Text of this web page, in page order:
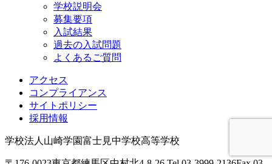
学校説明会
募集要項
入試結果
過去の入試問題
よくあるご質問
アクセス
コンプライアンス
サイトポリシー
採用情報
学校法人山崎学園富士見中学校高等学校